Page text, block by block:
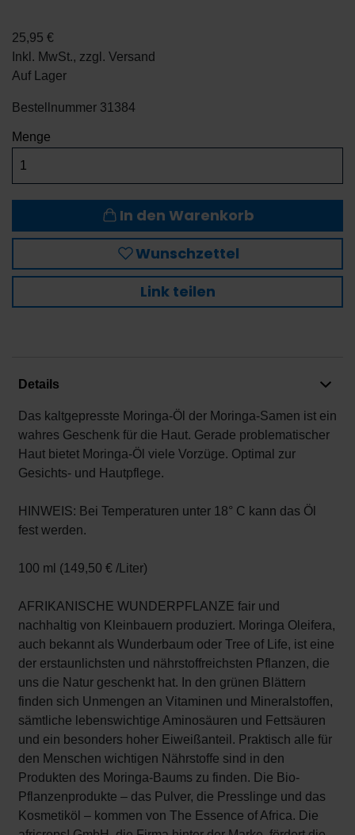
25,95 €
Inkl. MwSt., zzgl. Versand
Auf Lager
Bestellnummer 31384
Menge
In den Warenkorb
Wunschzettel
Link teilen
Details
Das kaltgepresste Moringa-Öl der Moringa-Samen ist ein
wahres Geschenk für die Haut. Gerade problematischer
Haut bietet Moringa-Öl viele Vorzüge. Optimal zur
Gesichts- und Hautpflege.
HINWEIS: Bei Temperaturen unter 18° C kann das Öl
fest werden.
100 ml (149,50 € /Liter)
AFRIKANISCHE WUNDERPFLANZE fair und
nachhaltig von Kleinbauern produziert. Moringa Oleifera,
auch bekannt als Wunderbaum oder Tree of Life, ist eine
der erstaunlichsten und nährstoffreichsten Pflanzen, die
uns die Natur geschenkt hat. In den grünen Blättern
finden sich Unmengen an Vitaminen und Mineralstoffen,
sämtliche lebenswichtige Aminosäuren und Fettsäuren
und ein besonders hoher Eiweißanteil. Praktisch alle für
den Menschen wichtigen Nährstoffe sind in den
Produkten des Moringa-Baums zu finden. Die Bio-
Pflanzenprodukte – das Pulver, die Presslinge und das
Kosmetiköl – kommen von The Essence of Africa. Die